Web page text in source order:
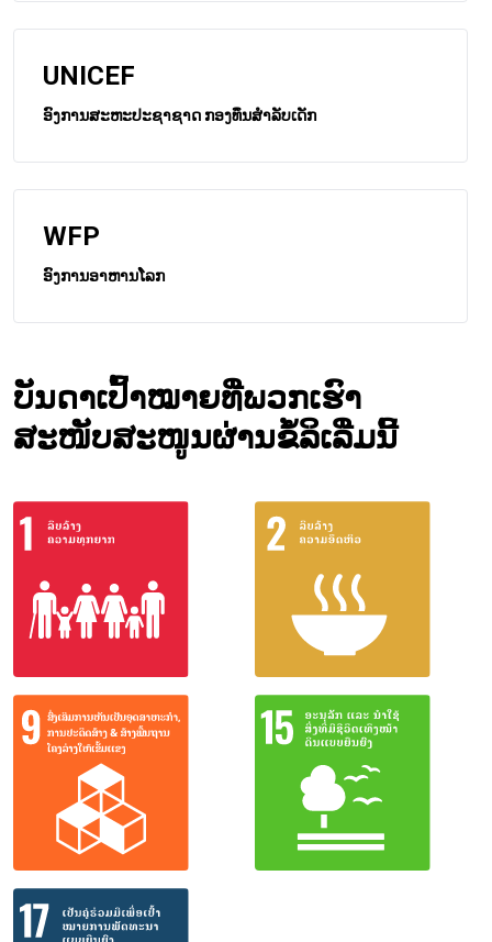
UNICEF
ອົງການສະຫະປະຊາຊາດ ກອງທຶນສຳລັບເດັກ
WFP
ອົງການອາຫານໂລກ
ບັນດາເປົ້າໝາຍທີ່ພວກເຮົາ
ສະໜັບສະໜູນຜ່ານຂໍ້ລິເລີ່ມນີ້